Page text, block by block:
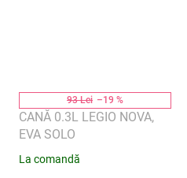
93 Lei –19 %
CANĂ 0.3L LEGIO NOVA,
EVA SOLO
La comandă